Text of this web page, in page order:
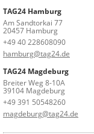
TAG24 Hamburg
Am Sandtorkai 77
20457 Hamburg
+49 40 228608090
hamburg@tag24.de
TAG24 Magdeburg
Breiter Weg 8-10A
39104 Magdeburg
+49 391 50548260
magdeburg@tag24.de